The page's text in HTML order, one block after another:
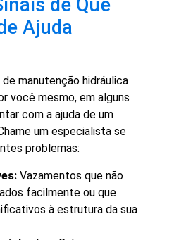
de Que
Ajuda
manutenção hidráulica
você mesmo, em alguns
com a ajuda de um
um especialista se
problemas:
Vazamentos que não
facilmente ou que
à estrutura da sua